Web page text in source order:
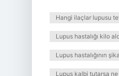
Hangi ilaçlar lupusu
Lupus hastalığı kilo
Lupus hastalığının
Lupus kalbi tutarsa